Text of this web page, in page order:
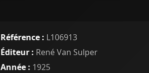
Référence : L106913
Éditeur : René Van Sulper
Année : 1925